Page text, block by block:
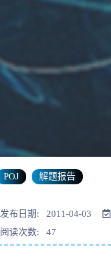
POJ 解题报告
发布日期: 2011-04-03
阅读次数:47